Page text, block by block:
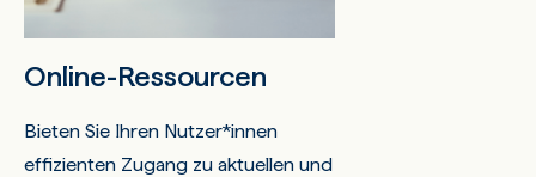
Online-Ressourcen
Bieten Sie Ihren Nutzer*innen
effizienten Zugang zu aktuellen und